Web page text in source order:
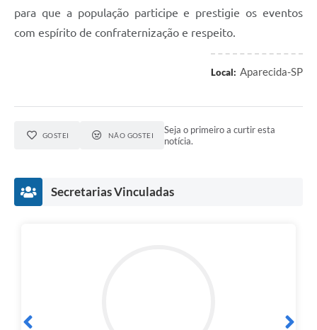
para que a população participe e prestigie os eventos
com espírito de confraternização e respeito.
Local: Aparecida-SP
GOSTEI NÃO GOSTEI
Seja o primeiro a curtir esta
notícia.
Secretarias Vinculadas